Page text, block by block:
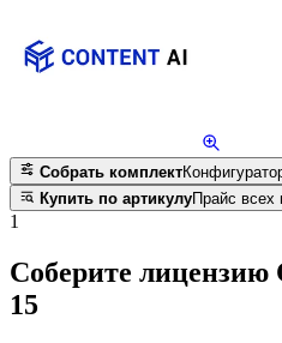
Собрать комплект
Купить по артикулуПрайс всех
1
Соберите лицензию
15